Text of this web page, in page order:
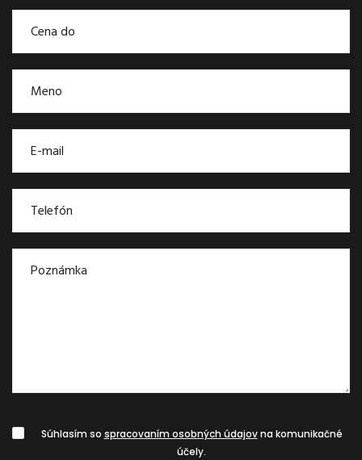
Súhlasím so spracovaním osobných údajovna komunikačné
účely.